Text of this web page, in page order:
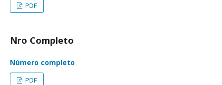
PDF
Nro Completo
Número completo
PDF